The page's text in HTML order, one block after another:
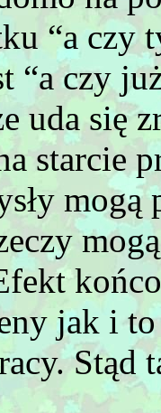
“a czy
“a czy
uda się
starcie
jak i